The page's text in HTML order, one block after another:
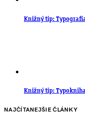
Knižný tip:
Knižný tip:
NAJČÍTANEJŠIE ČLÁNKY